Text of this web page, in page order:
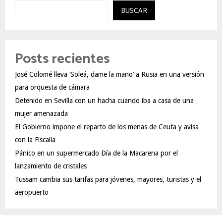
BUSCAR
Posts recientes
José Colomé lleva ‘Soleá, dame la mano’ a Rusia en una versión
para orquesta de cámara
Detenido en Sevilla con un hacha cuando iba a casa de una
mujer amenazada
El Gobierno impone el reparto de los menas de Ceuta y avisa
con la Fiscalía
Pánico en un supermercado Día de la Macarena por el
lanzamiento de cristales
Tussam cambia sus tarifas para jóvenes, mayores, turistas y el
aeropuerto